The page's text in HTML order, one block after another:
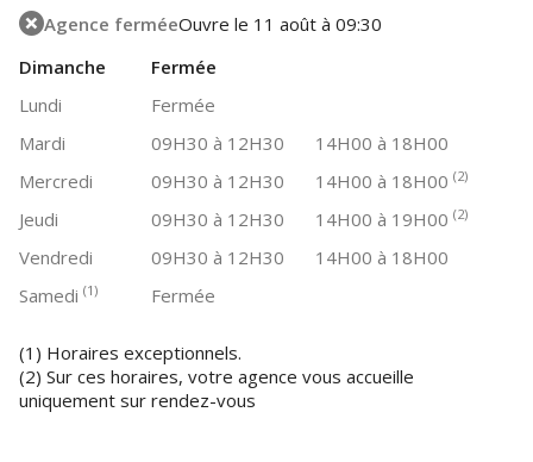
Agence ferméeOuvre le 11 août à 09:30
Dimanche
Fermée
Lundi
Fermée
Mardi
09H30 à 12H30
14H00 à 18H00
Mercredi
09H30 à 12H30 14H00 à 18H00 (2)
Jeudi 09H30 à 12H30 14H00 à 19H00 (2)
Vendredi 09H30 à 12H30
14H00 à 18H00
Samedi (1) Fermée
(1) Horaires exceptionnels.
(2) Sur ces horaires, votre agence vous accueille
uniquement sur rendez-vous